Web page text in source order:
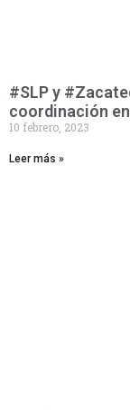
#SLP y
coordinación
10 febrero, 2023
Leer más »